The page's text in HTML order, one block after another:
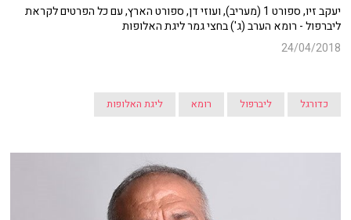
יעקב זיו, ספורט 1 (מעריב), ועוזי דן, ספורט הארץ, עם כל הפרטים לקראת
ליברפול - רומא הערב (ג') בחצי גמר ליגת האלופות
24/04/2018
כדורגל ליברפול רומא ליגת האלופות